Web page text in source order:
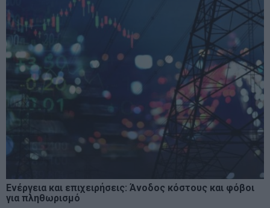
Ενέργεια και επιχειρήσεις: Άνοδος κόστους και φόβοι
για πληθωρισμό